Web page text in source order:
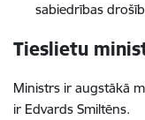
sabiedrības
Tieslietu
Ministrs ir augstākā
ir Edvards Smiltēns.